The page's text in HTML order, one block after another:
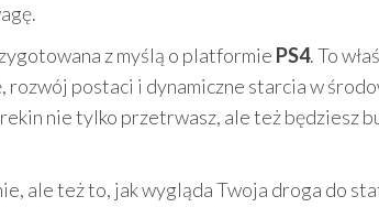
z myślą o platformie PS4. To
postaci i dynamiczne starcia w
nie tylko przetrwasz, ale też będziesz
ale też to, jak wygląda Twoja droga do